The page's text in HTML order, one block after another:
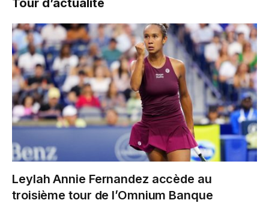
Tour d’actualité
Leylah Annie Fernandez accède au
troisième tour de l’Omnium Banque